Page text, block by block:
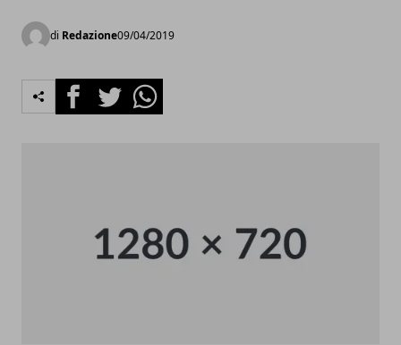
di Redazione09/04/2019
FacebookTwitterWhatsapp